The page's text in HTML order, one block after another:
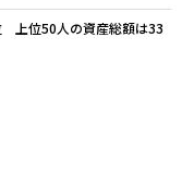
上位50人の資産総額は33